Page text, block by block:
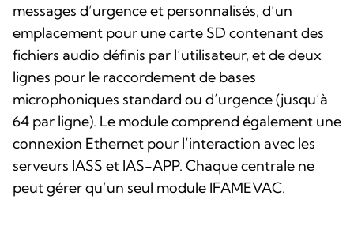
messages d’urgence et personnalisés, d’un
emplacement pour une carte SD contenant des
fichiers audio définis par l’utilisateur, et de deux
lignes pour le raccordement de bases
microphoniques standard ou d’urgence (jusqu’à
64 par ligne). Le module comprend également une
connexion Ethernet pour l’interaction avec les
serveurs IASS et IAS-APP. Chaque centrale ne
peut gérer qu’un seul module IFAMEVAC.